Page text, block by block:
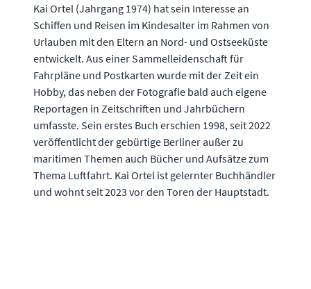
Kai Ortel (Jahrgang 1974) hat sein Interesse an
Schiffen und Reisen im Kindesalter im Rahmen von
Urlauben mit den Eltern an Nord- und Ostseeküste
entwickelt. Aus einer Sammelleidenschaft für
Fahrpläne und Postkarten wurde mit der Zeit ein
Hobby, das neben der Fotografie bald auch eigene
Reportagen in Zeitschriften und Jahrbüchern
umfasste. Sein erstes Buch erschien 1998, seit 2022
veröffentlicht der gebürtige Berliner außer zu
maritimen Themen auch Bücher und Aufsätze zum
Thema Luftfahrt. Kai Ortel ist gelernter Buchhändler
und wohnt seit 2023 vor den Toren der Hauptstadt.